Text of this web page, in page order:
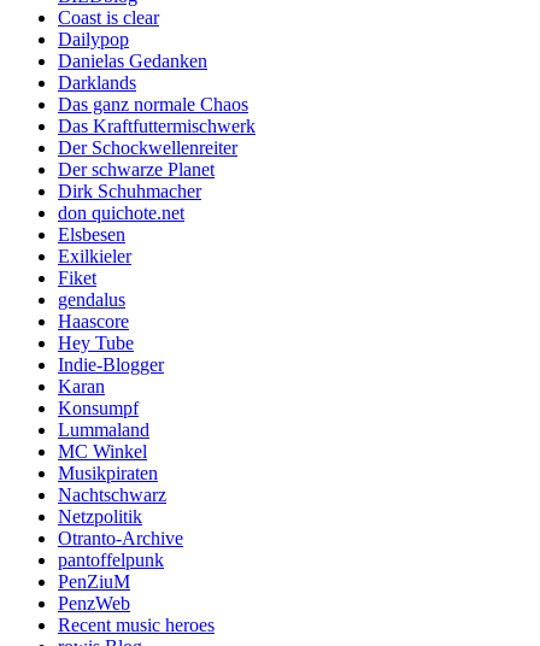
Coast is clear
Dailypop
Danielas Gedanken
Darklands
Das ganz normale Chaos
Das Kraftfuttermischwerk
Der Schockwellenreiter
Der schwarze Planet
Dirk Schuhmacher
don quichote.net
Elsbesen
Exilkieler
Fiket
gendalus
Haascore
Hey Tube
Indie-Blogger
Karan
Konsumpf
Lummaland
MC Winkel
Musikpiraten
Nachtschwarz
Netzpolitik
Otranto-Archive
pantoffelpunk
PenZiuM
PenzWeb
Recent music heroes